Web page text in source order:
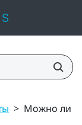
> Можно ли